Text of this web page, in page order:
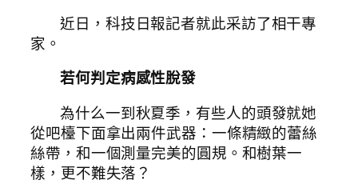
近日，科技日報記者就此采訪了相干專
家。
若何判定病感性脫發
為什么一到秋夏季，有些人的頭發就她
從吧檯下面拿出兩件武器：一條精緻的蕾絲
絲帶，和一個測量完美的圓規。和樹葉一
樣，更不難失落？